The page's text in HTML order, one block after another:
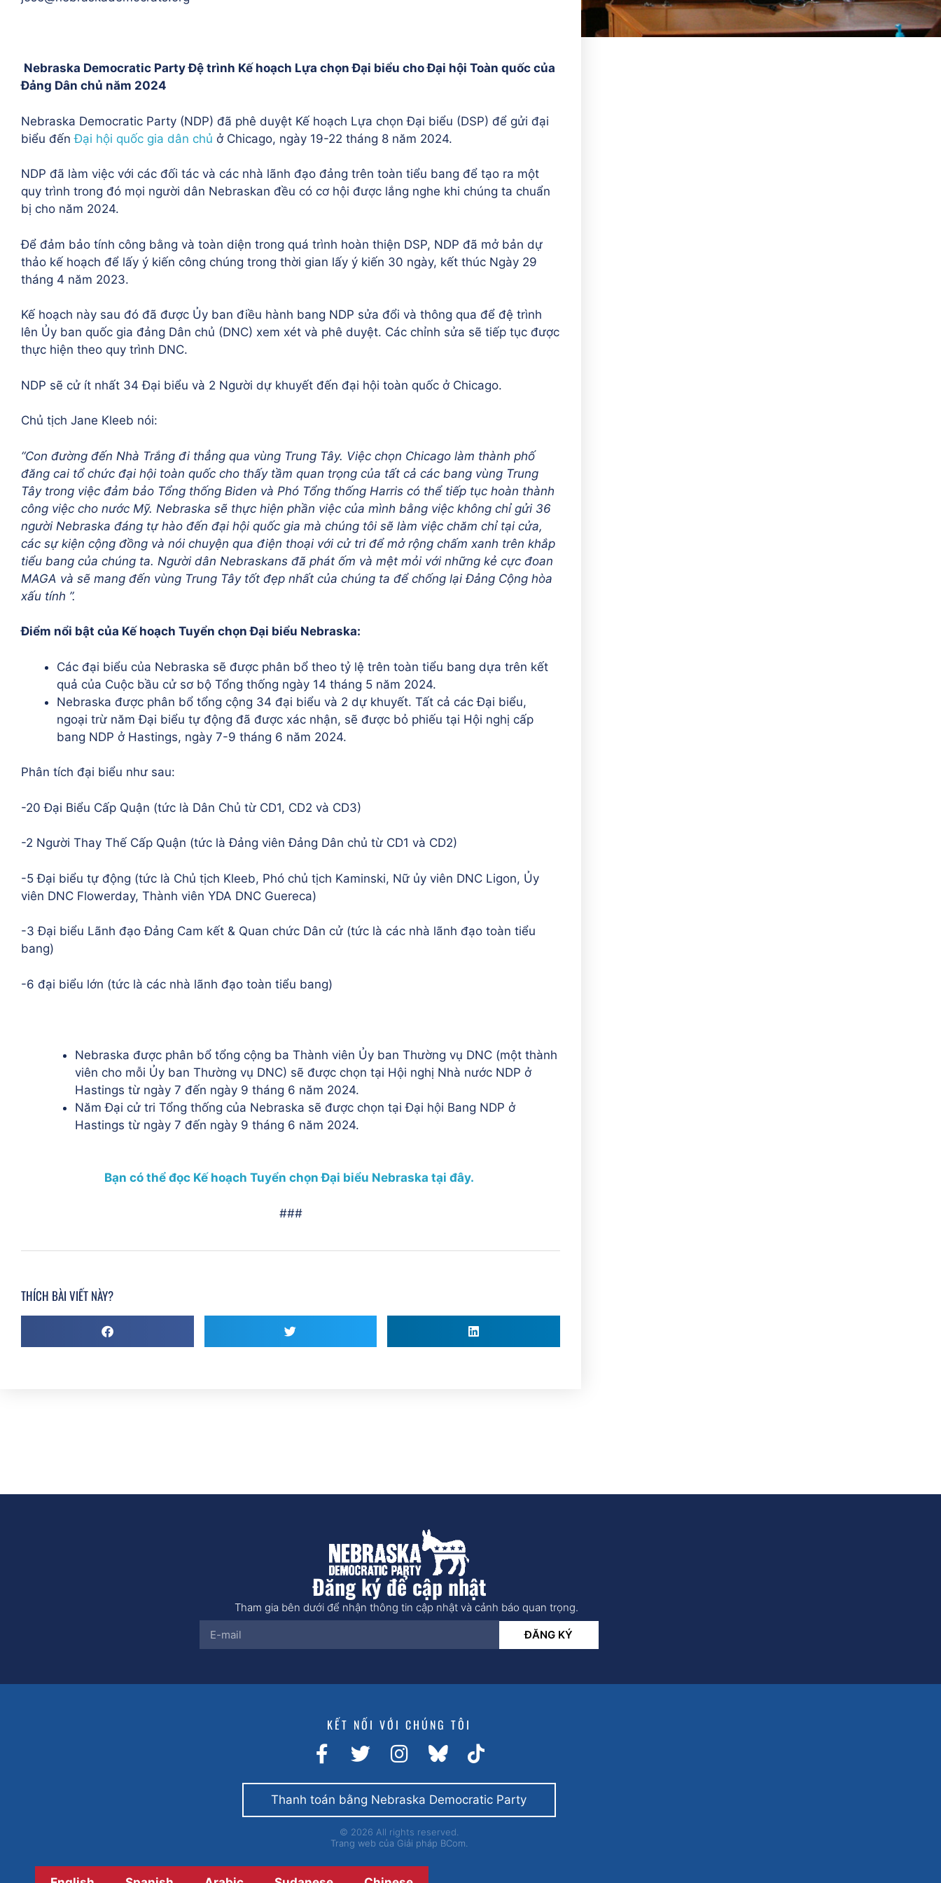
Nebraska Democratic Party Đệ trình Kế hoạch Lựa chọn Đại biểu cho Đại hội Toàn quốc của
Đảng Dân chủ năm 2024
Nebraska Democratic Party (NDP) đã phê duyệt Kế hoạch Lựa chọn Đại biểu (DSP) để gửi đại
biểu đếnĐại hội quốc gia dân chủ ở Chicago, ngày 19-22 tháng 8 năm 2024.
NDP đã làm việc với các đối tác và các nhà lãnh đạo đảng trên toàn tiểu bang để tạo ra một
quy trình trong đó mọi người dân Nebraskan đều có cơ hội được lắng nghe khi chúng ta chuẩn
bị cho năm 2024.
Để đảm bảo tính công bằng và toàn diện trong quá trình hoàn thiện DSP, NDP đã mở bản dự
thảo kế hoạch để lấy ý kiến công chúng trong thời gian lấy ý kiến 30 ngày, kết thúc Ngày 29
tháng 4 năm 2023.
Kế hoạch này sau đó đã được Ủy ban điều hành bang NDP sửa đổi và thông qua để đệ trình
lên Ủy ban quốc gia đảng Dân chủ (DNC) xem xét và phê duyệt. Các chỉnh sửa sẽ tiếp tục được
thực hiện theo quy trình DNC.
NDP sẽ cử ít nhất 34 Đại biểu và 2 Người dự khuyết đến đại hội toàn quốc ở Chicago.
Chủ tịch Jane Kleeb nói:
“Con đường đến Nhà Trắng đi thẳng qua vùng Trung Tây. Việc chọn Chicago làm thành phố
đăng cai tổ chức đại hội toàn quốc cho thấy tầm quan trọng của tất cả các bang vùng Trung
Tây trong việc đảm bảo Tổng thống Biden và Phó Tổng thống Harris có thể tiếp tục hoàn thành
công việc cho nước Mỹ. Nebraska sẽ thực hiện phần việc của mình bằng việc không chỉ gửi 36
người Nebraska đáng tự hào đến đại hội quốc gia mà chúng tôi sẽ làm việc chăm chỉ tại cửa,
các sự kiện cộng đồng và nói chuyện qua điện thoại với cử tri để mở rộng chấm xanh trên khắp
tiểu bang của chúng ta. Người dân Nebraskans đã phát ốm và mệt mỏi với những kẻ cực đoan
MAGA và sẽ mang đến vùng Trung Tây tốt đẹp nhất của chúng ta để chống lại Đảng Cộng hòa
xấu tính ”.
Điểm nổi bật của Kế hoạch Tuyển chọn Đại biểu Nebraska:
Các đại biểu của Nebraska sẽ được phân bổ theo tỷ lệ trên toàn tiểu bang dựa trên kết
quả của Cuộc bầu cử sơ bộ Tổng thống ngày 14 tháng 5 năm 2024.
Nebraska được phân bổ tổng cộng 34 đại biểu và 2 dự khuyết. Tất cả các Đại biểu,
ngoại trừ năm Đại biểu tự động đã được xác nhận, sẽ được bỏ phiếu tại Hội nghị cấp
bang NDP ở Hastings, ngày 7-9 tháng 6 năm 2024.
Phân tích đại biểu như sau:
-20 Đại Biểu Cấp Quận (tức là Dân Chủ từ CD1, CD2 và CD3)
-2 Người Thay Thế Cấp Quận (tức là Đảng viên Đảng Dân chủ từ CD1 và CD2)
-5 Đại biểu tự động (tức là Chủ tịch Kleeb, Phó chủ tịch Kaminski, Nữ ủy viên DNC Ligon, Ủy
viên DNC Flowerday, Thành viên YDA DNC Guereca)
-3 Đại biểu Lãnh đạo Đảng Cam kết & Quan chức Dân cử (tức là các nhà lãnh đạo toàn tiểu
bang)
-6 đại biểu lớn (tức là các nhà lãnh đạo toàn tiểu bang)
Nebraska được phân bổ tổng cộng ba Thành viên Ủy ban Thường vụ DNC (một thành
viên cho mỗi Ủy ban Thường vụ DNC) sẽ được chọn tại Hội nghị Nhà nước NDP ở
Hastings từ ngày 7 đến ngày 9 tháng 6 năm 2024.
Năm Đại cử tri Tổng thống của Nebraska sẽ được chọn tại Đại hội Bang NDP ở
Hastings từ ngày 7 đến ngày 9 tháng 6 năm 2024.
Bạn có thể đọc Kế hoạch Tuyển chọn Đại biểu Nebraska tại đây.
###
THÍCH BÀI VIẾT NÀY?
Đăng ký để cập nhật
Tham gia bên dưới để nhận thông tin cập nhật và cảnh báo quan trọng.
ĐĂNG KÝ
KẾT NỐI VỚI CHÚNG TÔI
Thanh toán bằng Nebraska Democratic Party
© 2026 All rights reserved.
Trang web của Giải pháp BCom.